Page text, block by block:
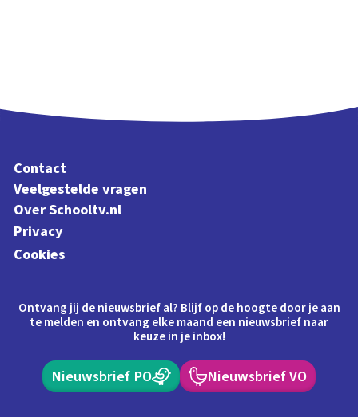
Contact
Veelgestelde vragen
Over Schooltv.nl
Privacy
Cookies
Ontvang jij de nieuwsbrief al? Blijf op de hoogte door je aan
te melden en ontvang elke maand een nieuwsbrief naar
keuze in je inbox!
Nieuwsbrief PO Nieuwsbrief VO